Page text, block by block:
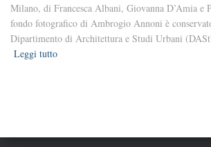
Milano, di Francesca Albani, Giovanna D’Amia e
fondo fotografico di Ambrogio Annoni è
Dipartimento di Architettura e Studi Urbani
Leggi tutto